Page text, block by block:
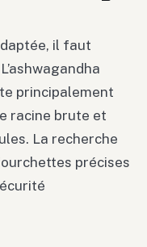
il faut
principalement
racine brute et
La recherche
précises